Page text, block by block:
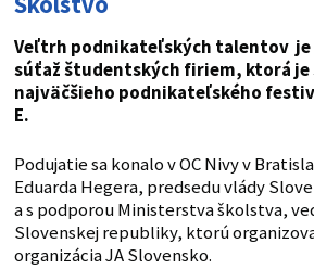
Veľtrh podnikateľských talentov je
súťaž študentských firiem, ktorá je
najväčšieho podnikateľského
E.
Podujatie sa konalo v OC Nivy v
Eduarda Hegera, predsedu vlády
a s podporou Ministerstva školstva,
Slovenskej republiky, ktorú
organizácia JA Slovensko.